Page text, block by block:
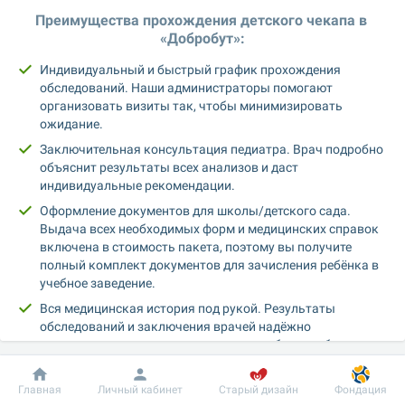
Преимущества прохождения детского чекапа в
«Добробут»:
Индивидуальный и быстрый график прохождения
обследований. Наши администраторы помогают
организовать визиты так, чтобы минимизировать
ожидание.
Заключительная консультация педиатра. Врач подробно
объяснит результаты всех анализов и даст
индивидуальные рекомендации.
Оформление документов для школы/детского сада.
Выдача всех необходимых форм и медицинских справок
включена в стоимость пакета, поэтому вы получите
полный комплект документов для зачисления ребёнка в
учебное заведение.
Вся медицинская история под рукой. Результаты
обследований и заключения врачей надёжно
сохраняются в электронном виде в удобном мобильном
Стоимость комплексной программы «Садик + первый
Добробут Информация Пациенту
Главная Личный кабинет Старый дизайн Фондация